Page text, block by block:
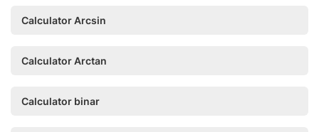
Calculator Arcsin
Calculator Arctan
Calculator binar